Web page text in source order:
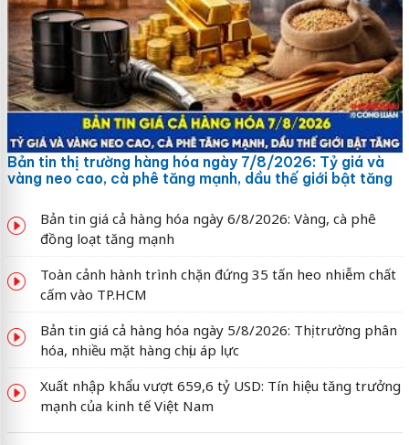
Bản tin thị trường hàng hóa ngày 7/8/2026: Tỷ giá và
vàng neo cao, cà phê tăng mạnh, dầu thế giới bật tăng
Bản tin giá cả hàng hóa ngày 6/8/2026: Vàng, cà phê
đồng loạt tăng mạnh
Toàn cảnh hành trình chặn đứng 35 tấn heo nhiễm chất
cấm vào TP.HCM
Bản tin giá cả hàng hóa ngày 5/8/2026: Thị trường phân
hóa, nhiều mặt hàng chịu áp lực
Xuất nhập khẩu vượt 659,6 tỷ USD: Tín hiệu tăng trưởng
mạnh của kinh tế Việt Nam